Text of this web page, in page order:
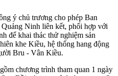
ý chủ trương cho phép Ban
Ninh liên kết, phối hợp với
để khai thác thử nghiệm sản
khe Kiều, hệ thống hang động
Bru - Vân Kiều.
chương trình tham quan 1 ngày